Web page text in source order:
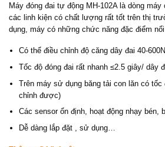
Máy đóng đai tự động MH-102A là dòng
các linh kiện có chất lượng rất tốt trên thị
dụng, máy có những chức năng đặc điểm
Có thể điều chỉnh độ căng dây đai 40-600N
Tốc độ đóng đai rất nhanh ≤2.5 giây/ dây
Trên máy sử dụng băng tải con lăn có
chỉnh được)
Các sensor ổn định, hoạt động nhạy bén,
Dễ dàng lắp đặt , sử dụng…